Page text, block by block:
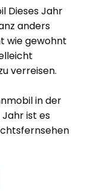
Dieses Jahr
anders
wie gewohnt
verreisen.
in der
Jahr ist es